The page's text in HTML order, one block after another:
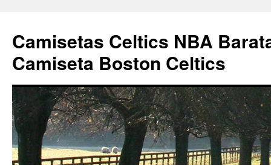
Camisetas Celtics NBA
Camiseta Boston Celtics